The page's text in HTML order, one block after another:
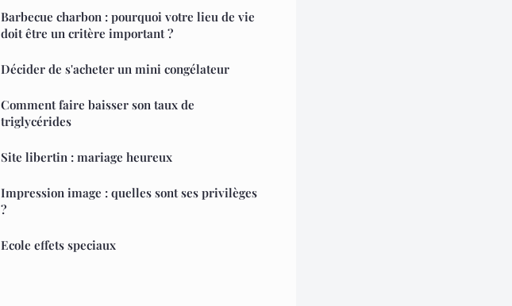
Barbecue charbon : pourquoi votre lieu de vie
doit être un critère important ?
Décider de s'acheter un mini congélateur
Comment faire baisser son taux de
triglycérides
Site libertin : mariage heureux
Impression image : quelles sont ses privilèges
?
Ecole effets speciaux